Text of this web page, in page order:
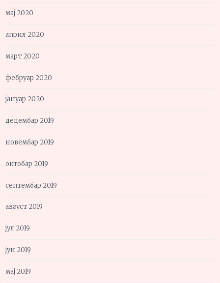
мај 2020
април 2020
март 2020
фебруар 2020
јануар 2020
децембар 2019
новембар 2019
октобар 2019
септембар 2019
август 2019
јул 2019
јун 2019
мај 2019